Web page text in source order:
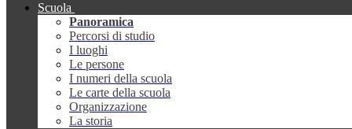
Scuola
Panoramica
Percorsi di studio
I luoghi
Le persone
I numeri della scuola
Le carte della scuola
Organizzazione
La storia